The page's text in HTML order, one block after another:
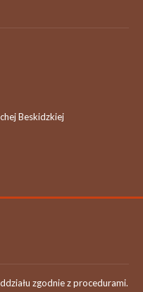
Beskidzkiej
zgodnie z procedurami.